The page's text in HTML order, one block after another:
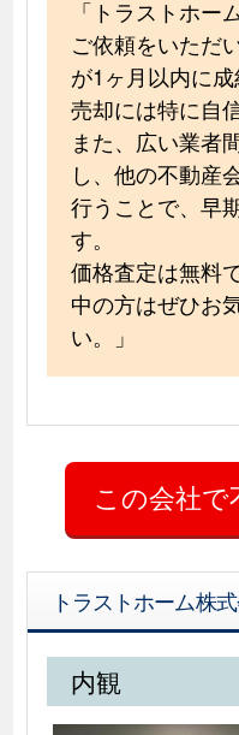
「トラストホー
ご依頼をいただ
が1ヶ月以内に
売却には特に自
また、広い業者
し、他の不動産
行うことで、早
す。
価格査定は無料
中の方はぜひお
い。」
トラストホーム株
内観